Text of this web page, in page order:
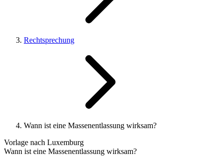
Rechtsprechung
Wann ist eine Massenentlassung wirksam?
Vorlage nach Luxemburg
Wann ist eine Massenentlassung wirksam?